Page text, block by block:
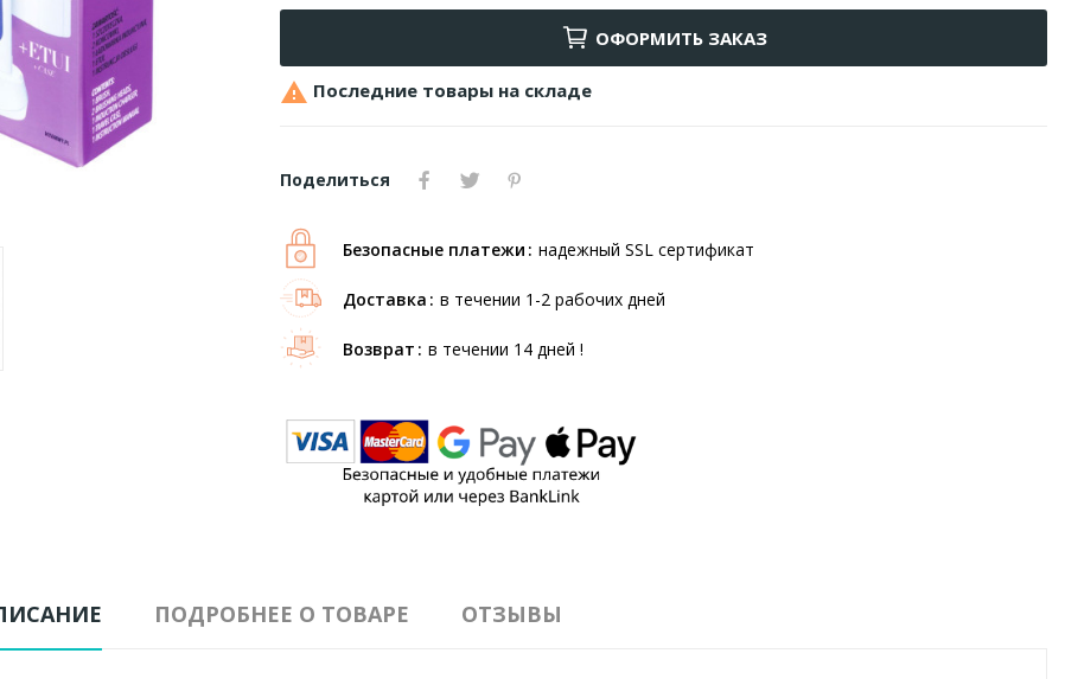
ОФОРМИТЬ ЗАКАЗ
 Последние товары на складе
Поделиться
Безопасные платежи надежный SSL сертификат
Доставка в течении 1-2 рабочих дней
Возврат в течении 14 дней !
ПОДРОБНЕЕ О ТОВАРЕ ОТЗЫВЫ